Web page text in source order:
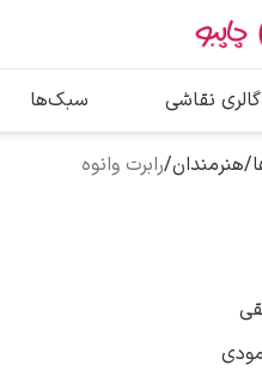
بیشترین
پیکاسو
تابلو بوسه
گالری نقاشی سبک‌ها
/هنرمندان/رابرت وانوه